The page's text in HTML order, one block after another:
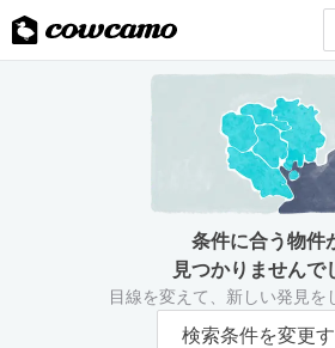
条件に合う物件
見つかりませんで
目線を変えて、新しい発見を
検索条件を変更